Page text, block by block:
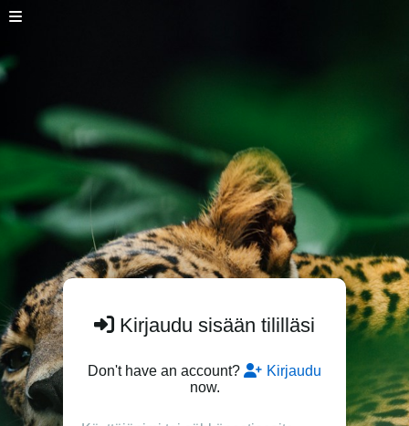
Kirjaudu sisään tililläsi
Don't have an account?
Kirjaudu
now.